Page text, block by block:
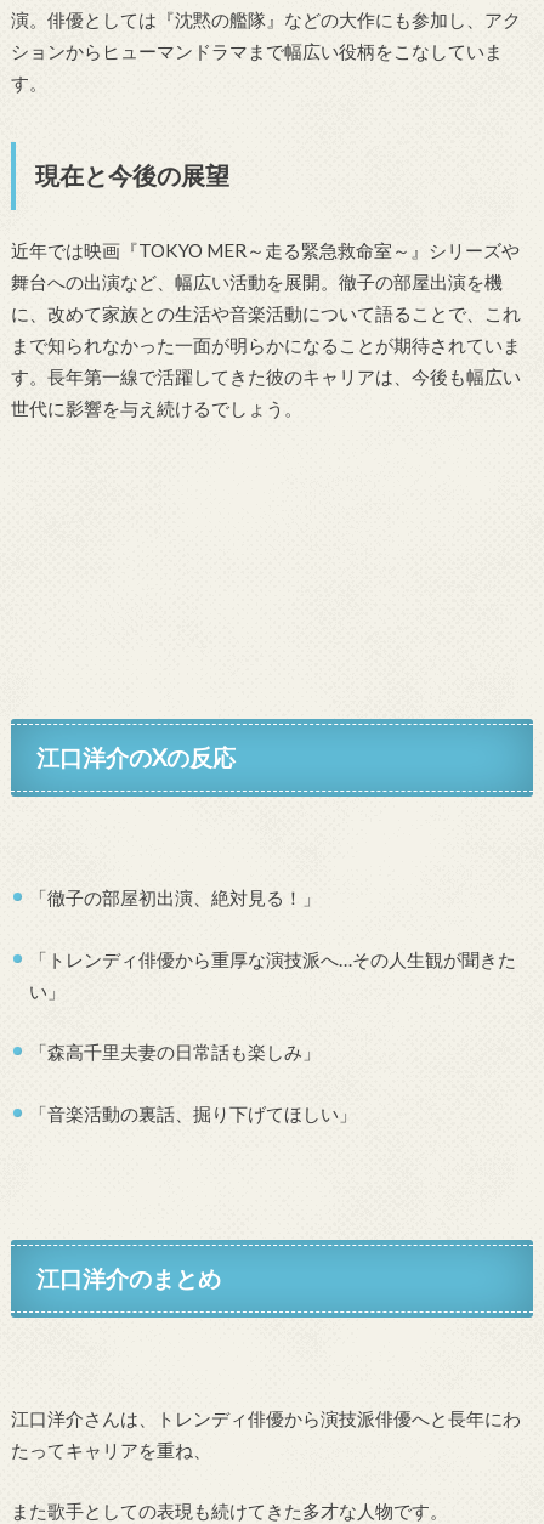
演。俳優としては『沈黙の艦隊』などの大作にも参加し、アク
ションからヒューマンドラマまで幅広い役柄をこなしていま
す。
現在と今後の展望
近年では映画『TOKYO MER～走る緊急救命室～』シリーズや
舞台への出演など、幅広い活動を展開。徹子の部屋出演を機
に、改めて家族との生活や音楽活動について語ることで、これ
まで知られなかった一面が明らかになることが期待されていま
す。長年第一線で活躍してきた彼のキャリアは、今後も幅広い
世代に影響を与え続けるでしょう。
江口洋介のXの反応
「徹子の部屋初出演、絶対見る！」
「トレンディ俳優から重厚な演技派へ…その人生観が聞きた
い」
「森高千里夫妻の日常話も楽しみ」
「音楽活動の裏話、掘り下げてほしい」
江口洋介のまとめ
江口洋介さんは、トレンディ俳優から演技派俳優へと長年にわ
たってキャリアを重ね、
また歌手としての表現も続けてきた多才な人物です。